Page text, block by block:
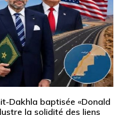
Dakhla baptisée «Donald
la solidité des liens